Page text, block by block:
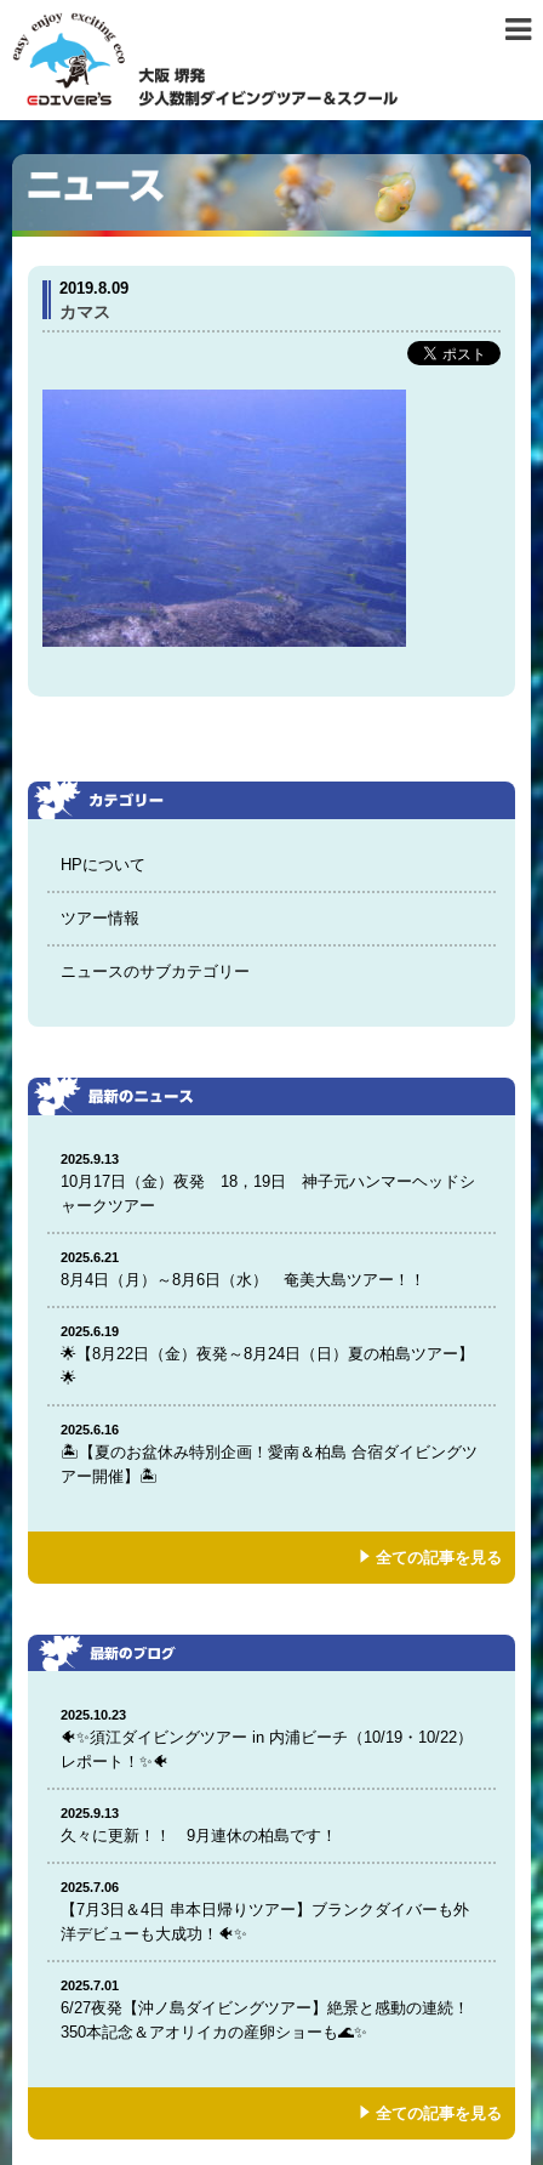
2019.8.09
カマス
HPについて
ツアー情報
ニュースのサブカテゴリー
2025.9.13
10月17日（金）夜発 18，19日 神子元ハンマーヘッドシ
ャークツアー
2025.6.21
8月4日（月）～8月6日（水） 奄美大島ツアー！！
2025.6.19
🌟【8月22日（金）夜発～8月24日（日）夏の柏島ツアー】
🌟
2025.6.16
🏝️【夏のお盆休み特別企画！愛南＆柏島 合宿ダイビングツ
アー開催】🏝️
全ての記事を見る
2025.10.23
🐠✨須江ダイビングツアー in 内浦ビーチ（10/19・10/22）
レポート！✨🐠
2025.9.13
久々に更新！！ 9月連休の柏島です！
2025.7.06
【7月3日＆4日 串本日帰りツアー】ブランクダイバーも外
洋デビューも大成功！🐠✨
2025.7.01
6/27夜発【沖ノ島ダイビングツアー】絶景と感動の連続！
350本記念＆アオリイカの産卵ショーも🌊✨
全ての記事を見る